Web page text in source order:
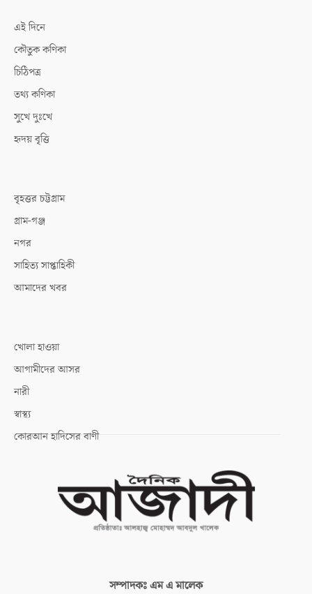
এই দিনে
কৌতুক কণিকা
চিঠিপত্র
তথ্য কণিকা
সুখে দুঃখে
হৃদয় বৃত্তি
বৃহত্তর চট্টগ্রাম
গ্রাম-গঞ্জ
নগর
সাহিত্য সাপ্তাহিকী
আমাদের খবর
খোলা হাওয়া
আগামীদের আসর
নারী
স্বাস্থ্য
কোরআন হাদিসের বাণী
সম্পাদকঃএম এ মালেক